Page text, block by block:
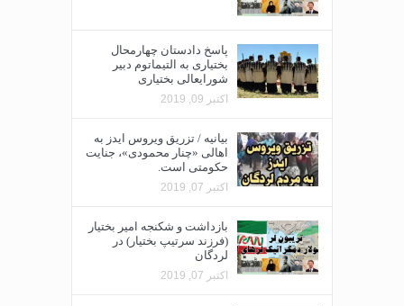
پاسخ دادستان چهارمحال
بختیاری به التیماتوم دبیر
شورایعالی بختیاری
اکتبر 09, 2019
بیانیه / تزریق ویروس ایدز به
اهالی «چنار محمودی»، جنایت
حکومتی است.
اکتبر 07, 2019
بازداشت و شکنجه امیر بختیار
(فرزند سرتیپ بختیار) در
لردگان
اکتبر 07, 2019